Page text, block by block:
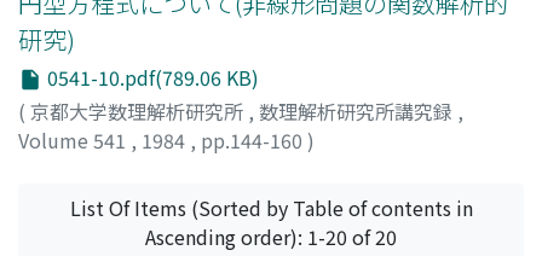
研究)
0541-10.pdf(789.06 KB)
( 京都大学数理解析研究所 , 数理解析研究所講究録 ,
Volume 541 , 1984 , pp.144-160 )
List Of Items (Sorted by Table of contents in
Ascending order): 1-20 of 20